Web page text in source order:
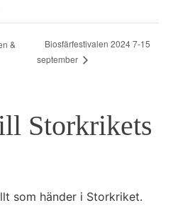
&
Biosfärfestivalen 2024 7-15
september
Storkrikets
som händer i Storkriket.